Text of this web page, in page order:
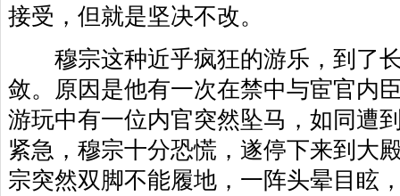
接受，但就是坚决不改。
穆宗这种近乎疯狂的游乐，到了长
敛。原因是他有一次在禁中与宦官内
游玩中有一位内官突然坠马，如同遭
紧急，穆宗十分恐慌，遂停下来到大
宗突然双脚不能履地，一阵头晕目眩